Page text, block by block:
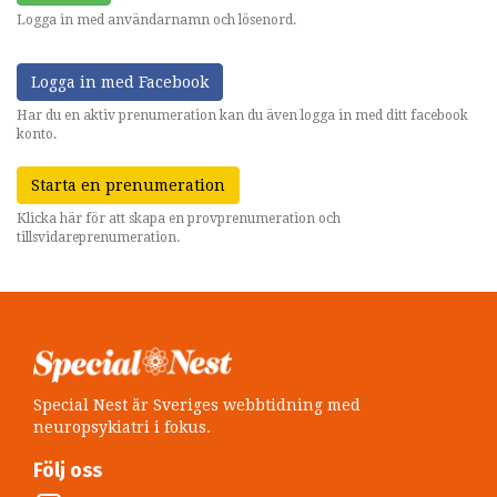
Logga in med användarnamn och lösenord.
Logga in med Facebook
Har du en aktiv prenumeration kan du även logga in med ditt facebook
konto.
Starta en prenumeration
Klicka här för att skapa en provprenumeration och
tillsvidareprenumeration.
Special Nest är Sveriges webbtidning med
neuropsykiatri i fokus.
Följ oss